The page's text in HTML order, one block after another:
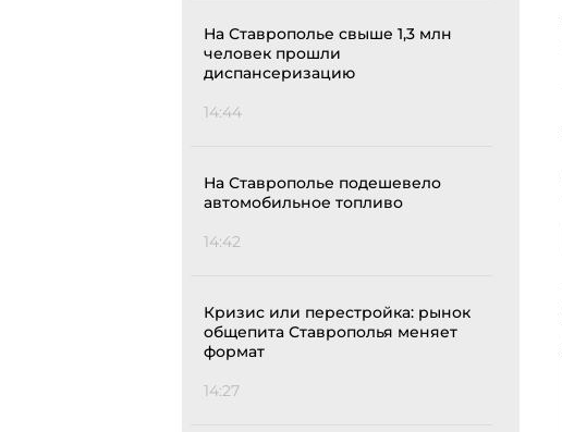
На Ставрополье свыше 1,3 млн
человек прошли
диспансеризацию
14:44
На Ставрополье подешевело
автомобильное топливо
14:42
Кризис или перестройка: рынок
общепита Ставрополья меняет
формат
14:27